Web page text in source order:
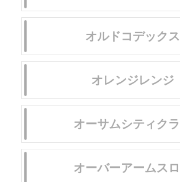
オルドコデックス
オレンジレンジ
オーサムシティク
オーバーアームス